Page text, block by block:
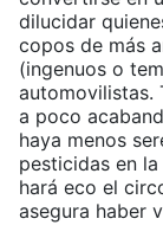
dilucidar
copos de más
(ingenuos o
automovilistas.
a poco
haya menos
pesticidas en
hará eco el
asegura haber